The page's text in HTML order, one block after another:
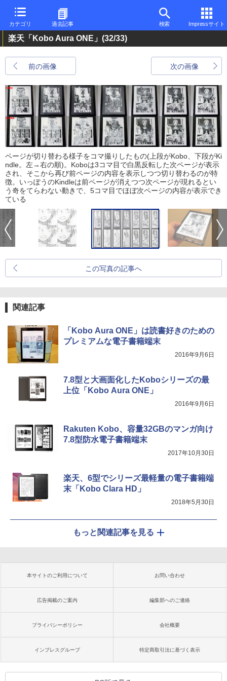
カテゴリ 過去記事 検索 Impressサイト
楽天「Kobo Aura ONE」 (32/33)
前の画像 次の画像
ページが切り替わる様子をコマ撮りしたもの(上段がKobo、下段がKi
ndle。左→右の順)。Koboは3コマ目で白黒反転した次ページが表示
され、そこから再び前ページの内容を表示しつつ切り替わるのが特
徴。いっぽうのKindleは前ページが消えつつ次ページが現れるとい
う奇をてらわない動きで、5コマ目でほぼ次ページの内容が表示でき
ている
この写真の記事へ
関連記事
「Kobo Aura ONE」は読書好きのための
プレミアムな電子書籍端末
2016年9月6日
7.8型と大画面化したKoboシリーズの最
上位「Kobo Aura ONE」
2016年9月6日
Rakuten Kobo、容量32GBのマンガ向け
7.8型防水電子書籍端末
2017年10月30日
楽天、6型でシリーズ最軽量の電子書籍端
末「Kobo Clara HD」
2018年5月30日
もっと関連記事を見る
本サイトのご利用について お問い合わせ
広告掲載のご案内 編集部へのご連絡
プライバシーポリシー 会社概要
インプレスグループ 特定商取引法に基づく表示